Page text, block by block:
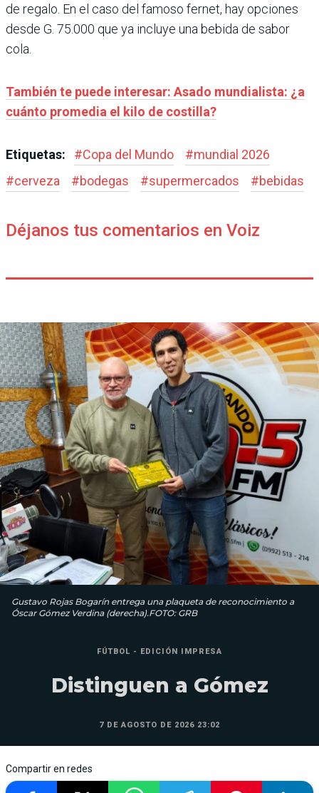
de regalo. En el caso del famoso fernet, hay opciones
desde G. 75.000 que ya incluye una bebida de sabor
cola.
También te puede interesar: Asado mundialista: ¿a
cuánto promedia el kilo de costilla?
Etiquetas: #Copa del Mundo #mundial 2026
#cerveza #bodegas #supermercados #bebidas
Déjanos tus comentarios en Voiz
Gustavo Rojas Bogarín entrega una plaqueta de reconocimiento a
Óscar Gómez Verdina (derecha).FOTO: GRB
FÚTBOL - EDICIÓN IMPRESA
Distinguen a Gómez
7 DE AGOSTO DE 2026 23:02
Compartir en redes